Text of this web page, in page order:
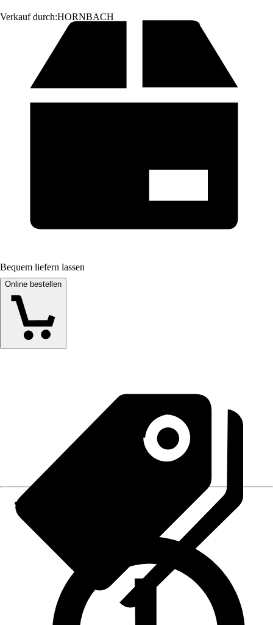
Verkauf durch:HORNBACH
Bequem liefern lassen
Online bestellen